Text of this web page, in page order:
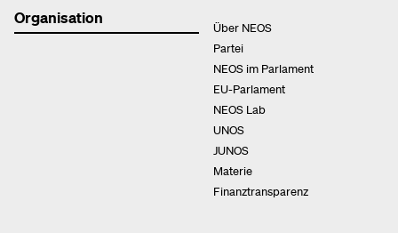
Organisation
Über NEOS
Partei
NEOS im Parlament
EU-Parlament
NEOS Lab
UNOS
JUNOS
Materie
Finanztransparenz